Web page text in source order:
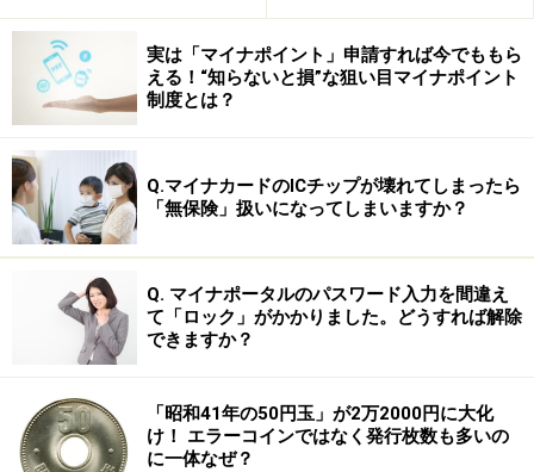
「有言実行」するなど、涙ぐましい経費節減努力に励む
一方、地鶏やマンゴーなど県特産品を、全国行脚でPR大
作戦！ お蔭で、県庁見学ツアーは大人気を博し、名ゼ
リフ「どげんかせんといかん」も、今年の流行語大賞を
ゲット！ 2008年1月、大阪府知事選に挑む橋下徹弁護
士も、「柳の下の2匹目のどじょう」を狙いたい？
【関連記事はコチラ】
都知事はいくら？ 知事給料トップテン！
世のビックリ・サプライズニュース
政治・選挙・税財政・少子高齢化のニュース
第8位： 猛威！ 「はしか」大流行で、若
者は次々にダウン（4月～）
実は「マイナポイント」申請すれば今でももら
える！“知らないと損”な狙い目マイナポイント
制度とは？
Q.マイナカードのICチップが壊れてしまったら
「無保険」扱いになってしまいますか？
Q. マイナポータルのパスワード入力を間違え
て「ロック」がかかりました。どうすれば解除
できますか？
「昭和41年の50円玉」が2万2000円に大化
け！ エラーコインではなく発行枚数も多いの
に一体なぜ？